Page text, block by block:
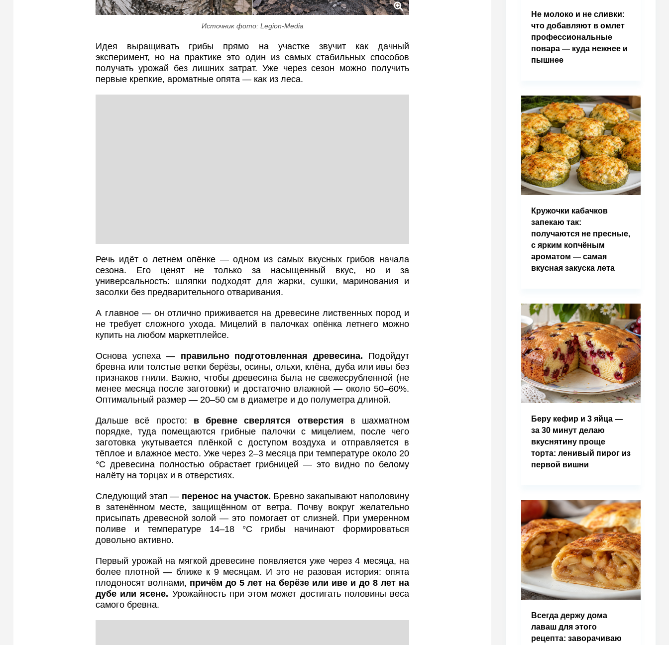
Источник фото: Legion-Media
Идея выращивать грибы прямо на участке звучит как дачный
эксперимент, но на практике это один из самых стабильных способов
получать урожай без лишних затрат. Уже через сезон можно получить
первые крепкие, ароматные опята — как из леса.
Речь идёт о летнем опёнке — одном из самых вкусных грибов начала
сезона. Его ценят не только за насыщенный вкус, но и за
универсальность: шляпки подходят для жарки, сушки, маринования и
засолки без предварительного отваривания.
А главное — он отлично приживается на древесине лиственных пород и
не требует сложного ухода. Мицелий в палочках опёнка летнего можно
купить на любом маркетплейсе.
Основа успеха — правильно подготовленная древесина. Подойдут
бревна или толстые ветки берёзы, осины, ольхи, клёна, дуба или ивы без
признаков гнили. Важно, чтобы древесина была не свежесрубленной (не
менее месяца после заготовки) и достаточно влажной — около 50–60%.
Оптимальный размер — 20–50 см в диаметре и до полуметра длиной.
Дальше всё просто: в бревне сверлятся отверстия в шахматном
порядке, туда помещаются грибные палочки с мицелием, после чего
заготовка укутывается плёнкой с доступом воздуха и отправляется в
тёплое и влажное место. Уже через 2–3 месяца при температуре около 20
°C древесина полностью обрастает грибницей — это видно по белому
налёту на торцах и в отверстиях.
Следующий этап — перенос на участок. Бревно закапывают наполовину
в затенённом месте, защищённом от ветра. Почву вокруг желательно
присыпать древесной золой — это помогает от слизней. При умеренном
поливе и температуре 14–18 °C грибы начинают формироваться
довольно активно.
Первый урожай на мягкой древесине появляется уже через 4 месяца, на
более плотной — ближе к 9 месяцам. И это не разовая история: опята
плодоносят волнами, причём до 5 лет на берёзе или иве и до 8 лет на
дубе или ясене. Урожайность при этом может достигать половины веса
самого бревна.
Не молоко и не сливки:
что добавляют в омлет
профессиональные
повара — куда нежнее и
пышнее
Кружочки кабачков
запекаю так:
получаются не пресные,
с ярким копчёным
ароматом — самая
вкусная закуска лета
Беру кефир и 3 яйца —
за 30 минут делаю
вкуснятину проще
торта: ленивый пирог из
первой вишни
Всегда держу дома
лаваш для этого
рецепта: заворачиваю